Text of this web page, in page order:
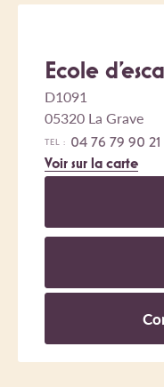
Ecole
D1091
05320 La Grave
TEL : 04 76 79 90 21
Voir sur la carte